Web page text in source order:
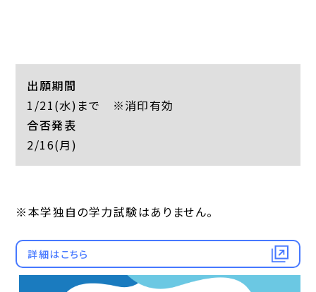
出願期間
1/21(水)まで ※消印有効
合否発表
2/16(月)
※本学独自の学力試験はありません。
詳細はこちら